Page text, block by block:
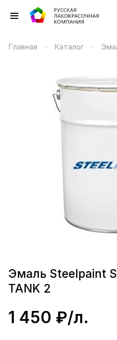
Главная – Каталог –
Эмаль Steelpaint
TANK 2
1 450 ₽/л.